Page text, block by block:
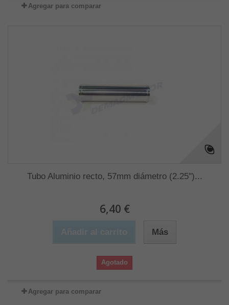
Agregar para comparar
Tubo Aluminio recto, 57mm diámetro (2.25")...
6,40 €
Más
Agotado
Agregar para comparar